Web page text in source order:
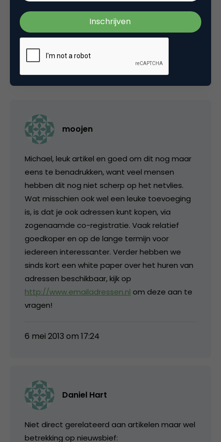
Tags
artikel
e-mail marketing
4 Reacties
moojen
Michael, leuk artikel en goed om dit nog maar
eens te benadrukken, want veel mensen
hebben dit nog niet scherp op het netvlies.
Wat misschien ook wel een leuke toevoeging
is, is dat je ook adressen kunt kopen, via
zogenaamde co-registratie. Vaak relatief
goedkoper en op de lange termijn voor
iedereen interessanter. Verder hebben we
sinds kort een white paper over het huren van
adressen beschikbaar, kijk op
http://www.emailadressen.nl om deze aan te
vragen!
6 mei 2013 om 17:24
Daniel Hart
Niet direct gerelateerd aan artikelen maar wel
betrekking op nieuwsbief: